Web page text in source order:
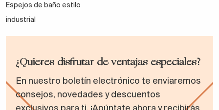
Espejos de baño estilo
industrial
¿Quieres disfrutar de ventajas especiales?
En nuestro boletín electrónico te enviaremos
consejos, novedades y descuentos